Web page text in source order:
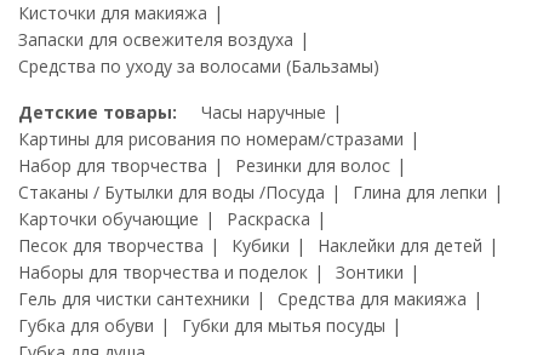
Кисточки для макияжа
Запаски для освежителя воздуха
Средства по уходу за волосами (Бальзамы)
Детские товары:
Часы наручные
Картины для рисования по номерам/стразами
Набор для творчества
Резинки для волос
Стаканы / Бутылки для воды /Посуда
Глина для лепки
Карточки обучающие
Раскраска
Песок для творчества
Кубики
Наклейки для детей
Наборы для творчества и поделок
Зонтики
Гель для чистки сантехники
Средства для макияжа
Губка для обуви
Губки для мытья посуды